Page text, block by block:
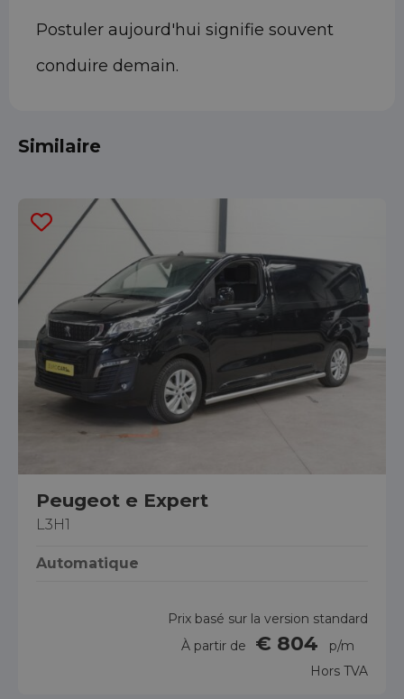
Postuler aujourd'hui signifie souvent
conduire demain.
Similaire
Peugeot e Expert
L3H1
Automatique
Prix basé sur la version standard
À partir de
€ 804
p/m
Hors TVA